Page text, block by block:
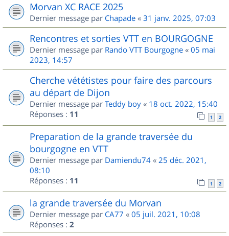
Morvan XC RACE 2025
Dernier message par Chapade « 31 janv. 2025, 07:03
Rencontres et sorties VTT en BOURGOGNE
Dernier message par Rando VTT Bourgogne « 05 mai
2023, 14:57
Cherche vététistes pour faire des parcours
au départ de Dijon
Dernier message par Teddy boy « 18 oct. 2022, 15:40
Réponses : 11 1 2
Preparation de la grande traversée du
bourgogne en VTT
Dernier message par Damiendu74 « 25 déc. 2021,
08:10
Réponses : 11 1 2
la grande traversée du Morvan
Dernier message par CA77 « 05 juil. 2021, 10:08
Réponses : 2